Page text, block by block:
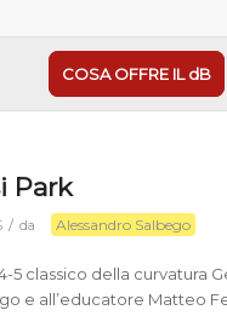
COSA OFFRE IL dB
Park
/ da Alessandro Salbego
5 classico della curvatura
e all’educatore Matteo